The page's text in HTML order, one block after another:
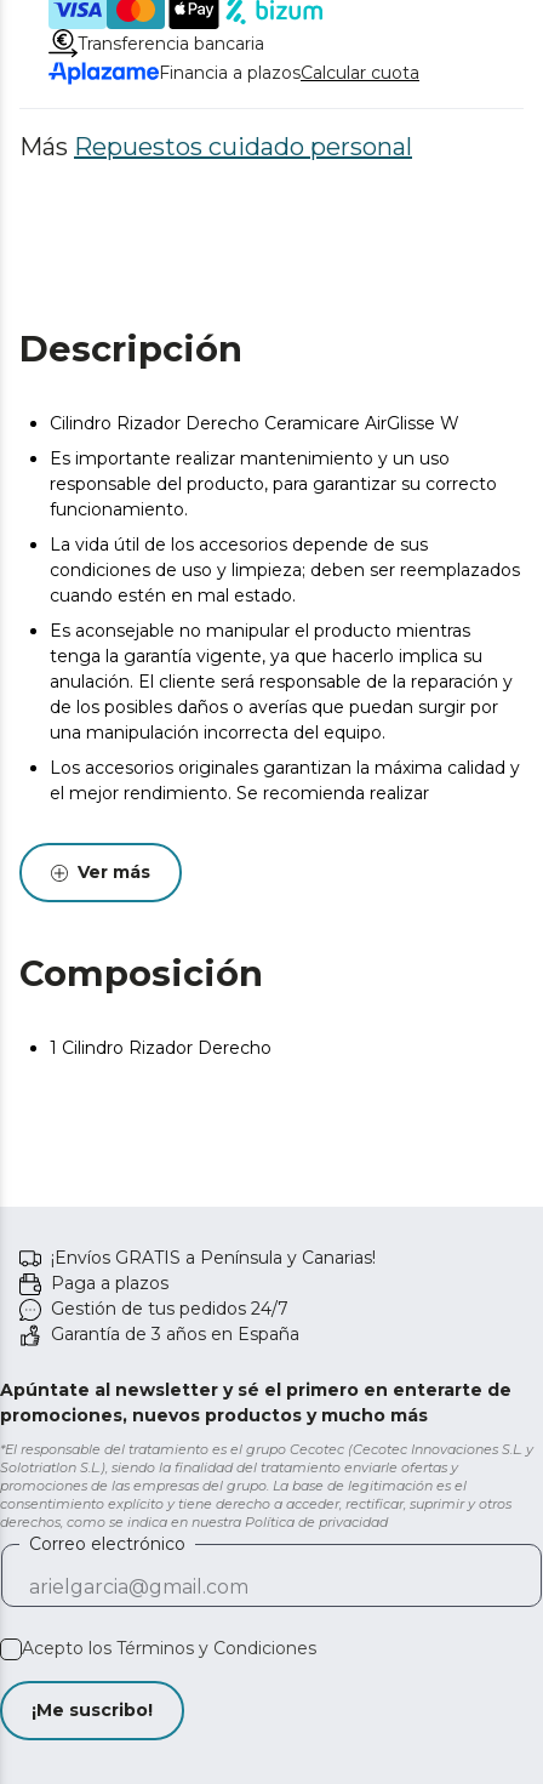
Transferencia bancaria
Financia a plazosCalcular cuota
Más Repuestos cuidado personal
Descripción
Cilindro Rizador Derecho Ceramicare AirGlisse W
Es importante realizar mantenimiento y un uso
responsable del producto, para garantizar su correcto
funcionamiento.
La vida útil de los accesorios depende de sus
condiciones de uso y limpieza; deben ser reemplazados
cuando estén en mal estado.
Es aconsejable no manipular el producto mientras
tenga la garantía vigente, ya que hacerlo implica su
anulación. El cliente será responsable de la reparación y
de los posibles daños o averías que puedan surgir por
una manipulación incorrecta del equipo.
Los accesorios originales garantizan la máxima calidad y
el mejor rendimiento. Se recomienda realizar
Ver más
Composición
1 Cilindro Rizador Derecho
¡Envíos GRATIS a Península y Canarias!
Paga a plazos
Gestión de tus pedidos 24/7
Garantía de 3 años en España
Apúntate al newsletter y sé el primero en enterarte de
promociones, nuevos productos y mucho más
*El responsable del tratamiento es el grupo Cecotec (Cecotec Innovaciones S.L. y
Solotriatlon S.L.), siendo la finalidad del tratamiento enviarle ofertas y
promociones de las empresas del grupo. La base de legitimación es el
consentimiento explícito y tiene derecho a acceder, rectificar, suprimir y otros
derechos, como se indica en nuestra Política de privacidad
Correo electrónico
Acepto los Términos y Condiciones
¡Me suscribo!